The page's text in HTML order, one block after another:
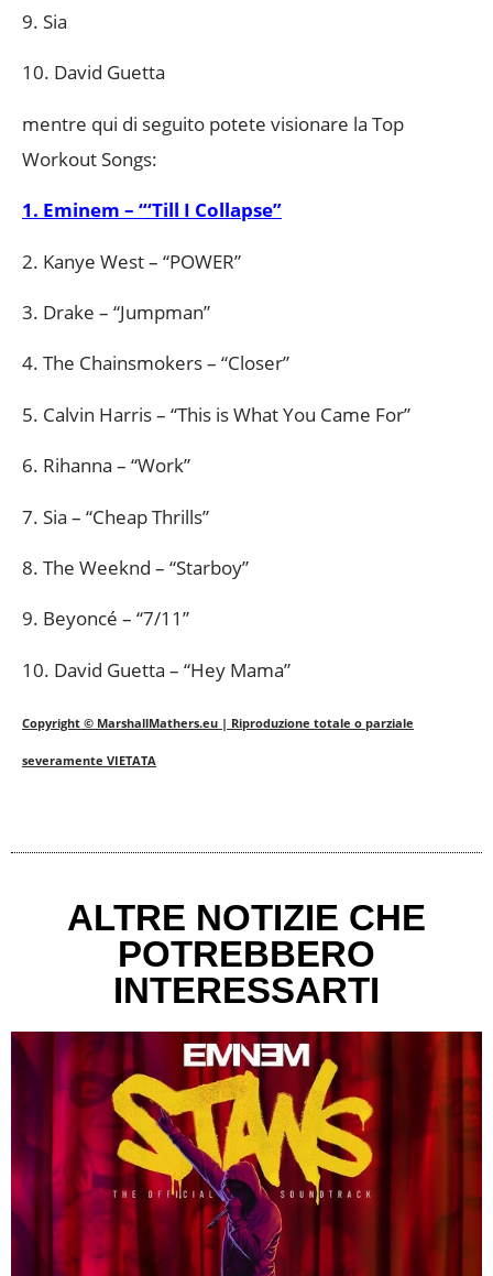
9. Sia
10. David Guetta
mentre qui di seguito potete visionare la Top
Workout Songs:
1. Eminem – “‘Till I Collapse”
2. Kanye West – “POWER”
3. Drake – “Jumpman”
4. The Chainsmokers – “Closer”
5. Calvin Harris – “This is What You Came For”
6. Rihanna – “Work”
7. Sia – “Cheap Thrills”
8. The Weeknd – “Starboy”
9. Beyoncé – “7/11”
10. David Guetta – “Hey Mama”
Copyright © MarshallMathers.eu | Riproduzione totale o parziale
severamente VIETATA
ALTRE NOTIZIE CHE
POTREBBERO
INTERESSARTI